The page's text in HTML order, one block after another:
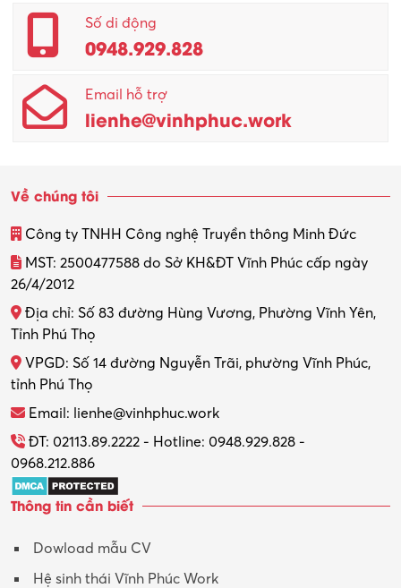
Số di động
0948.929.828
Email hỗ trợ
lienhe@vinhphuc.work
Về chúng tôi
Công ty TNHH Công nghệ Truyền thông Minh Đức
MST: 2500477588 do Sở KH&ĐT Vĩnh Phúc cấp ngày
26/4/2012
Địa chỉ: Số 83 đường Hùng Vương, Phường Vĩnh Yên,
Tỉnh Phú Thọ
VPGD: Số 14 đường Nguyễn Trãi, phường Vĩnh Phúc,
tỉnh Phú Thọ
Email: lienhe@vinhphuc.work
ĐT: 02113.89.2222 - Hotline: 0948.929.828 -
0968.212.886
Thông tin cần biết
Dowload mẫu CV
Hệ sinh thái Vĩnh Phúc Work